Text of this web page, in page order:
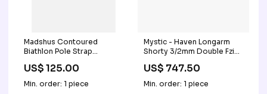
Madshus Contoured
Biathlon Pole Strap
US$ 125.00
Min. order: 1 piece
Mystic - Haven Longarm
Shorty 3/2mm Double Fzip
US$ 747.50
Min. order: 1 piece